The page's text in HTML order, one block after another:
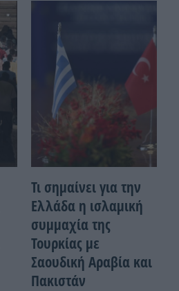
Τι σημαίνει για την
Ελλάδα η ισλαμική
συμμαχία της
Τουρκίας με
Σαουδική Αραβία και
Πακιστάν